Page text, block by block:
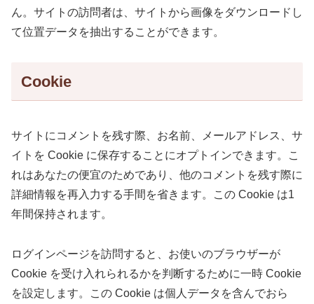
ん。サイトの訪問者は、サイトから画像をダウンロードし
て位置データを抽出することができます。
Cookie
サイトにコメントを残す際、お名前、メールアドレス、サ
イトを Cookie に保存することにオプトインできます。こ
れはあなたの便宜のためであり、他のコメントを残す際に
詳細情報を再入力する手間を省きます。この Cookie は1
年間保持されます。
ログインページを訪問すると、お使いのブラウザーが
Cookie を受け入れられるかを判断するために一時 Cookie
を設定します。この Cookie は個人データを含んでおら